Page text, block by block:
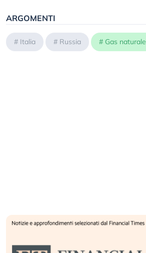
ARGOMENTI
# Italia # Russia # Gas naturale